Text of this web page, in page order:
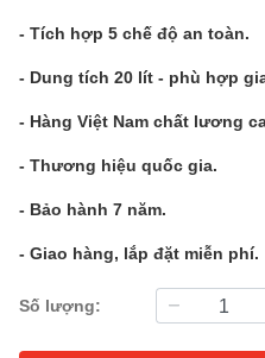
- Tích hợp 5 chế độ an toàn.
- Dung tích 20 lít - phù hợp
- Hàng Việt Nam chất lương
- Thương hiệu quốc gia.
- Bảo hành 7 năm.
- Giao hàng, lắp đặt miễn phí.
Số lượng: